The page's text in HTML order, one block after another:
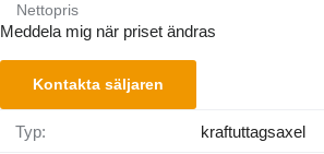
Nettopris
Meddela mig när priset ändras
Kontakta säljaren
Typ: kraftuttagsaxel